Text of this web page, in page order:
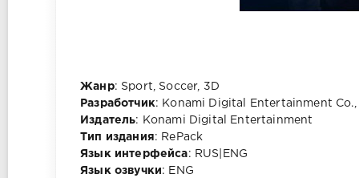
Жанр: Sport, Soccer, 3D
Разработчик: Konami Digital Entertainment Co.,
Издатель: Konami Digital Entertainment
Тип издания: RePack
Язык интерфейса: RUS|ENG
Язык озвучки: ENG